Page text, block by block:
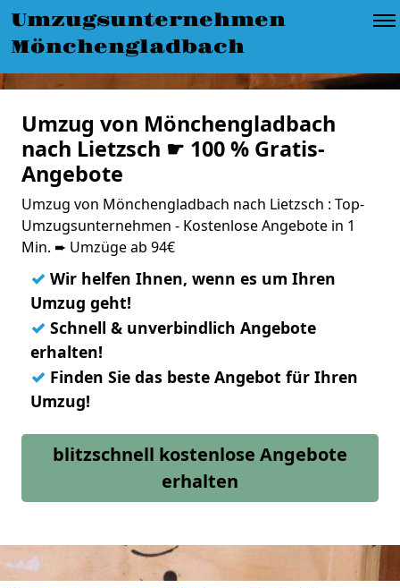
Umzugsunternehmen
Mönchengladbach
Umzug von Mönchengladbach
nach Lietzsch ☛ 100 % Gratis-
Angebote
Umzug von Mönchengladbach nach Lietzsch : Top-
Umzugsunternehmen - Kostenlose Angebote in 1
Min. ➨ Umzüge ab 94€
✓ Wir helfen Ihnen, wenn es um Ihren
Umzug geht!
✓ Schnell & unverbindlich Angebote
erhalten!
✓ Finden Sie das beste Angebot für Ihren
Umzug!
blitzschnell kostenlose Angebote
erhalten